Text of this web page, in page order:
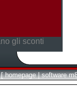
gli sconti
[ homepage | software